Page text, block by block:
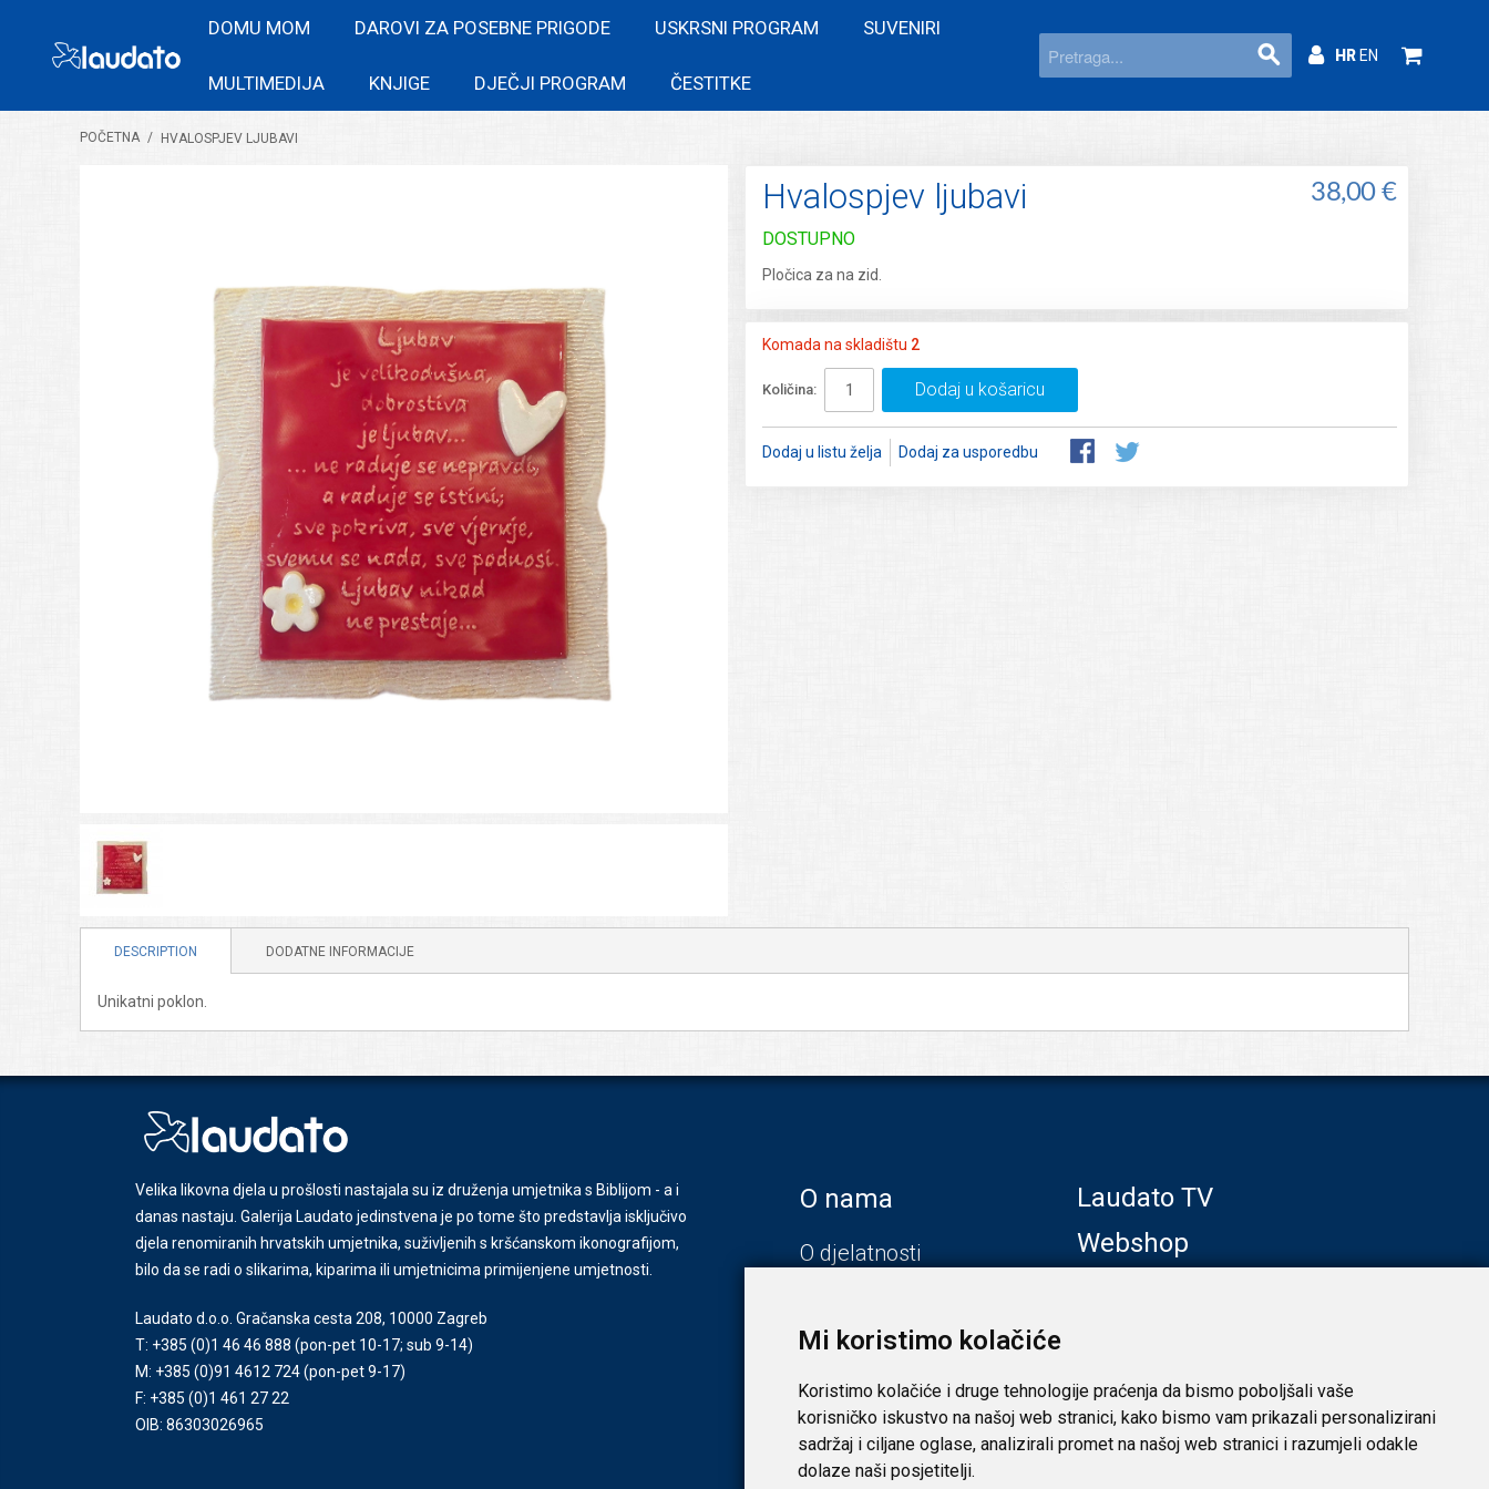
Mi koristimo kolačiće
Koristimo kolačiće i druge tehnologije praćenja da bismo poboljšali vaše
korisničko iskustvo na našoj web stranici, kako bismo vam prikazali personalizirani
sadržaj i ciljane oglase, analizirali promet na našoj web stranici i razumjeli odakle
dolaze naši posjetitelji.
DOMU MOM DAROVI ZA POSEBNE PRIGODE USKRSNI PROGRAM SUVENIRI
MULTIMEDIJA KNJIGE DJEČJI PROGRAM ČESTITKE
HREN
POČETNA / HVALOSPJEV LJUBAVI
Hvalospjev ljubavi 38,00 €
DOSTUPNO
Pločica za na zid.
Komada na skladištu 2
Količina: Dodaj u košaricu
Dodaj u listu želja Dodaj za usporedbu
DESCRIPTION DODATNE INFORMACIJE
Unikatni poklon.
Velika likovna djela u prošlosti nastajala su iz druženja umjetnika s Biblijom - a i
danas nastaju. Galerija Laudato jedinstvena je po tome što predstavlja isključivo
djela renomiranih hrvatskih umjetnika, suživljenih s kršćanskom ikonografijom,
bilo da se radi o slikarima, kiparima ili umjetnicima primijenjene umjetnosti.
Laudato d.o.o. Gračanska cesta 208, 10000 Zagreb
T: +385 (0)1 46 46 888 (pon-pet 10-17; sub 9-14)
M: +385 (0)91 4612 724(pon-pet 9-17)
F: +385 (0)1 461 27 22
OIB: 86303026965
O nama
O djelatnosti
Zadar
Laudato TV
Webshop